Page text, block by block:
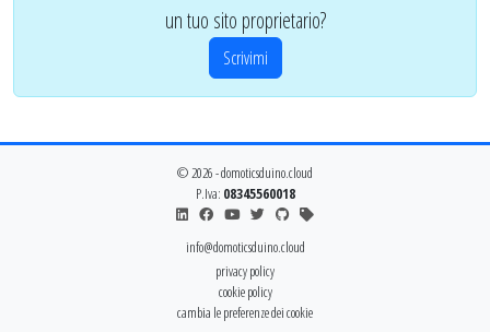
un tuo sito proprietario?
Scrivimi
© 2026 - domoticsduino.cloud
P.Iva: 08345560018
info@domoticsduino.cloud
privacy policy
cookie policy
cambia le preferenze dei cookie